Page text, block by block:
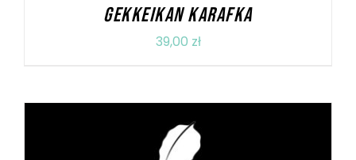
GEKKEIKAN KARAFKA
39,00 zł